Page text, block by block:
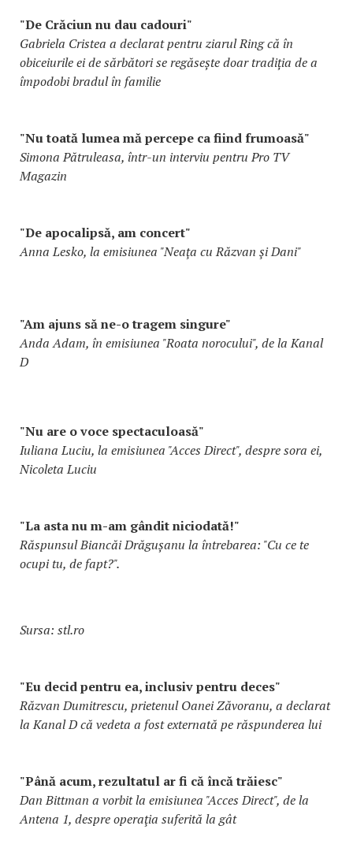
"De Crăciun nu dau cadouri"
Gabriela Cristea a declarat pentru ziarul Ring că în
obiceiurile ei de sărbători se regăsește doar tradiția de a
împodobi bradul în familie
"Nu toată lumea mă percepe ca fiind frumoasă"
Simona Pătruleasa, într-un interviu pentru Pro TV
Magazin
"De apocalipsă, am concert"
Anna Lesko, la emisiunea "Neaţa cu Răzvan şi Dani"
"Am ajuns să ne-o tragem singure"
Anda Adam, în emisiunea "Roata norocului", de la Kanal
D
"Nu are o voce spectaculoasă"
Iuliana Luciu, la emisiunea "Acces Direct", despre sora ei,
Nicoleta Luciu
"La asta nu m-am gândit niciodată!"
Răspunsul Biancăi Drăgușanu la întrebarea: "Cu ce te
ocupi tu, de fapt?".
Sursa: stl.ro
"Eu decid pentru ea, inclusiv pentru deces"
Răzvan Dumitrescu, prietenul Oanei Zăvoranu, a declarat
la Kanal D că vedeta a fost externată pe răspunderea lui
"Până acum, rezultatul ar fi că încă trăiesc"
Dan Bittman a vorbit la emisiunea "Acces Direct", de la
Antena 1, despre operaţia suferită la gât